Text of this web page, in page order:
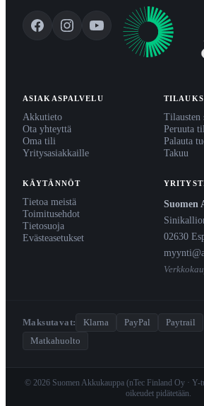
ASIAKASPALVELU
Akkutieto
Ota yhteyttä
Oma tili
Yritysasiakkaille
Tilausten
Peruuta
Palauta
Takuu
KÄYTÄNNÖT
Tietoa meistä
Toimitusehdot
Tietosuoja
Evästeasetukset
Suomen
02630
Maksutavat: Klarna PayPal Paytrail
Matkahuolto
© 2026 Suomen Akkukauppa (nTec Finland Oy ·
oikeudet pidätetään.